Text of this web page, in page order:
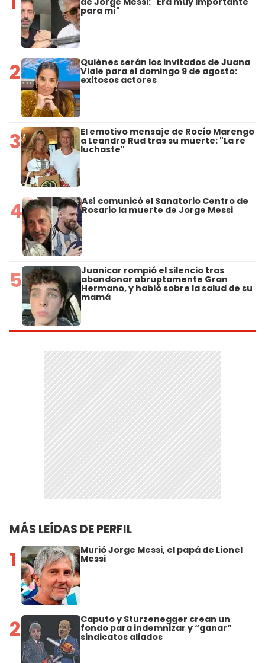
para mí"
2 Quiénes serán los invitados de Juana
Viale para el domingo 9 de agosto:
exitosos actores
3 El emotivo mensaje de Rocío Marengo
a Leandro Rud tras su muerte: "La re
luchaste"
4 Así comunicó el Sanatorio Centro de
Rosario la muerte de Jorge Messi
5 Juanicar rompió el silencio tras
abandonar abruptamente Gran
Hermano, y habló sobre la salud de su
mamá
MÁS LEÍDAS DE PERFIL
1 Murió Jorge Messi, el papá de Lionel
Messi
2 Caputo y Sturzenegger crean un
fondo para indemnizar y “ganar”
sindicatos aliados